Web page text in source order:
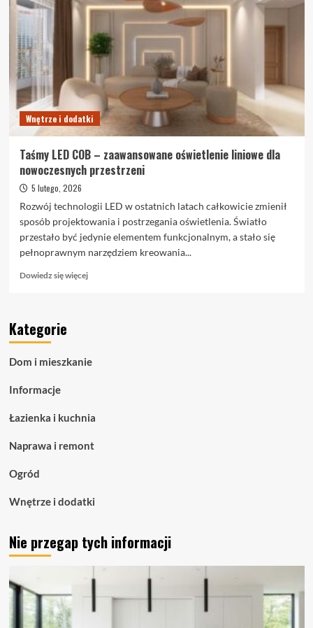
przy
mieszkania:
przewodnik
po
kroku
Wnętrze i dodatki
Taśmy LED COB – zaawansowane oświetlenie liniowe dla
nowoczesnych przestrzeni
5 lutego, 2026
Rozwój technologii LED w ostatnich latach całkowicie zmienił
sposób projektowania i postrzegania oświetlenia. Światło
przestało być jedynie elementem funkcjonalnym, a stało się
pełnoprawnym narzędziem kreowania...
Dowiedz się więcejDowiedz
–
dla
przestrzeni
Kategorie
Dom i mieszkanie
Informacje
Łazienka i kuchnia
Naprawa i remont
Ogród
Wnętrze i dodatki
Nie przegap tych informacji